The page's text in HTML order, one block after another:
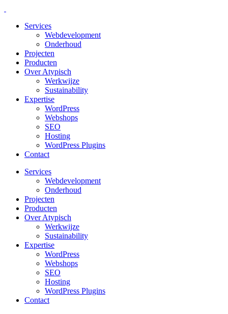
Services
Webdevelopment
Onderhoud
Projecten
Producten
Over Atypisch
Werkwijze
Sustainability
Expertise
WordPress
Webshops
SEO
Hosting
WordPress Plugins
Contact
Services
Webdevelopment
Onderhoud
Projecten
Producten
Over Atypisch
Werkwijze
Sustainability
Expertise
WordPress
Webshops
SEO
Hosting
WordPress Plugins
Contact